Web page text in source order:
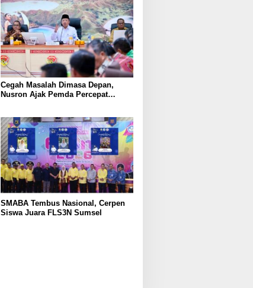
Cegah Masalah Dimasa Depan,
Nusron Ajak Pemda Percepat
SMABA Tembus Nasional, Cerpen
Siswa Juara FLS3N Sumsel